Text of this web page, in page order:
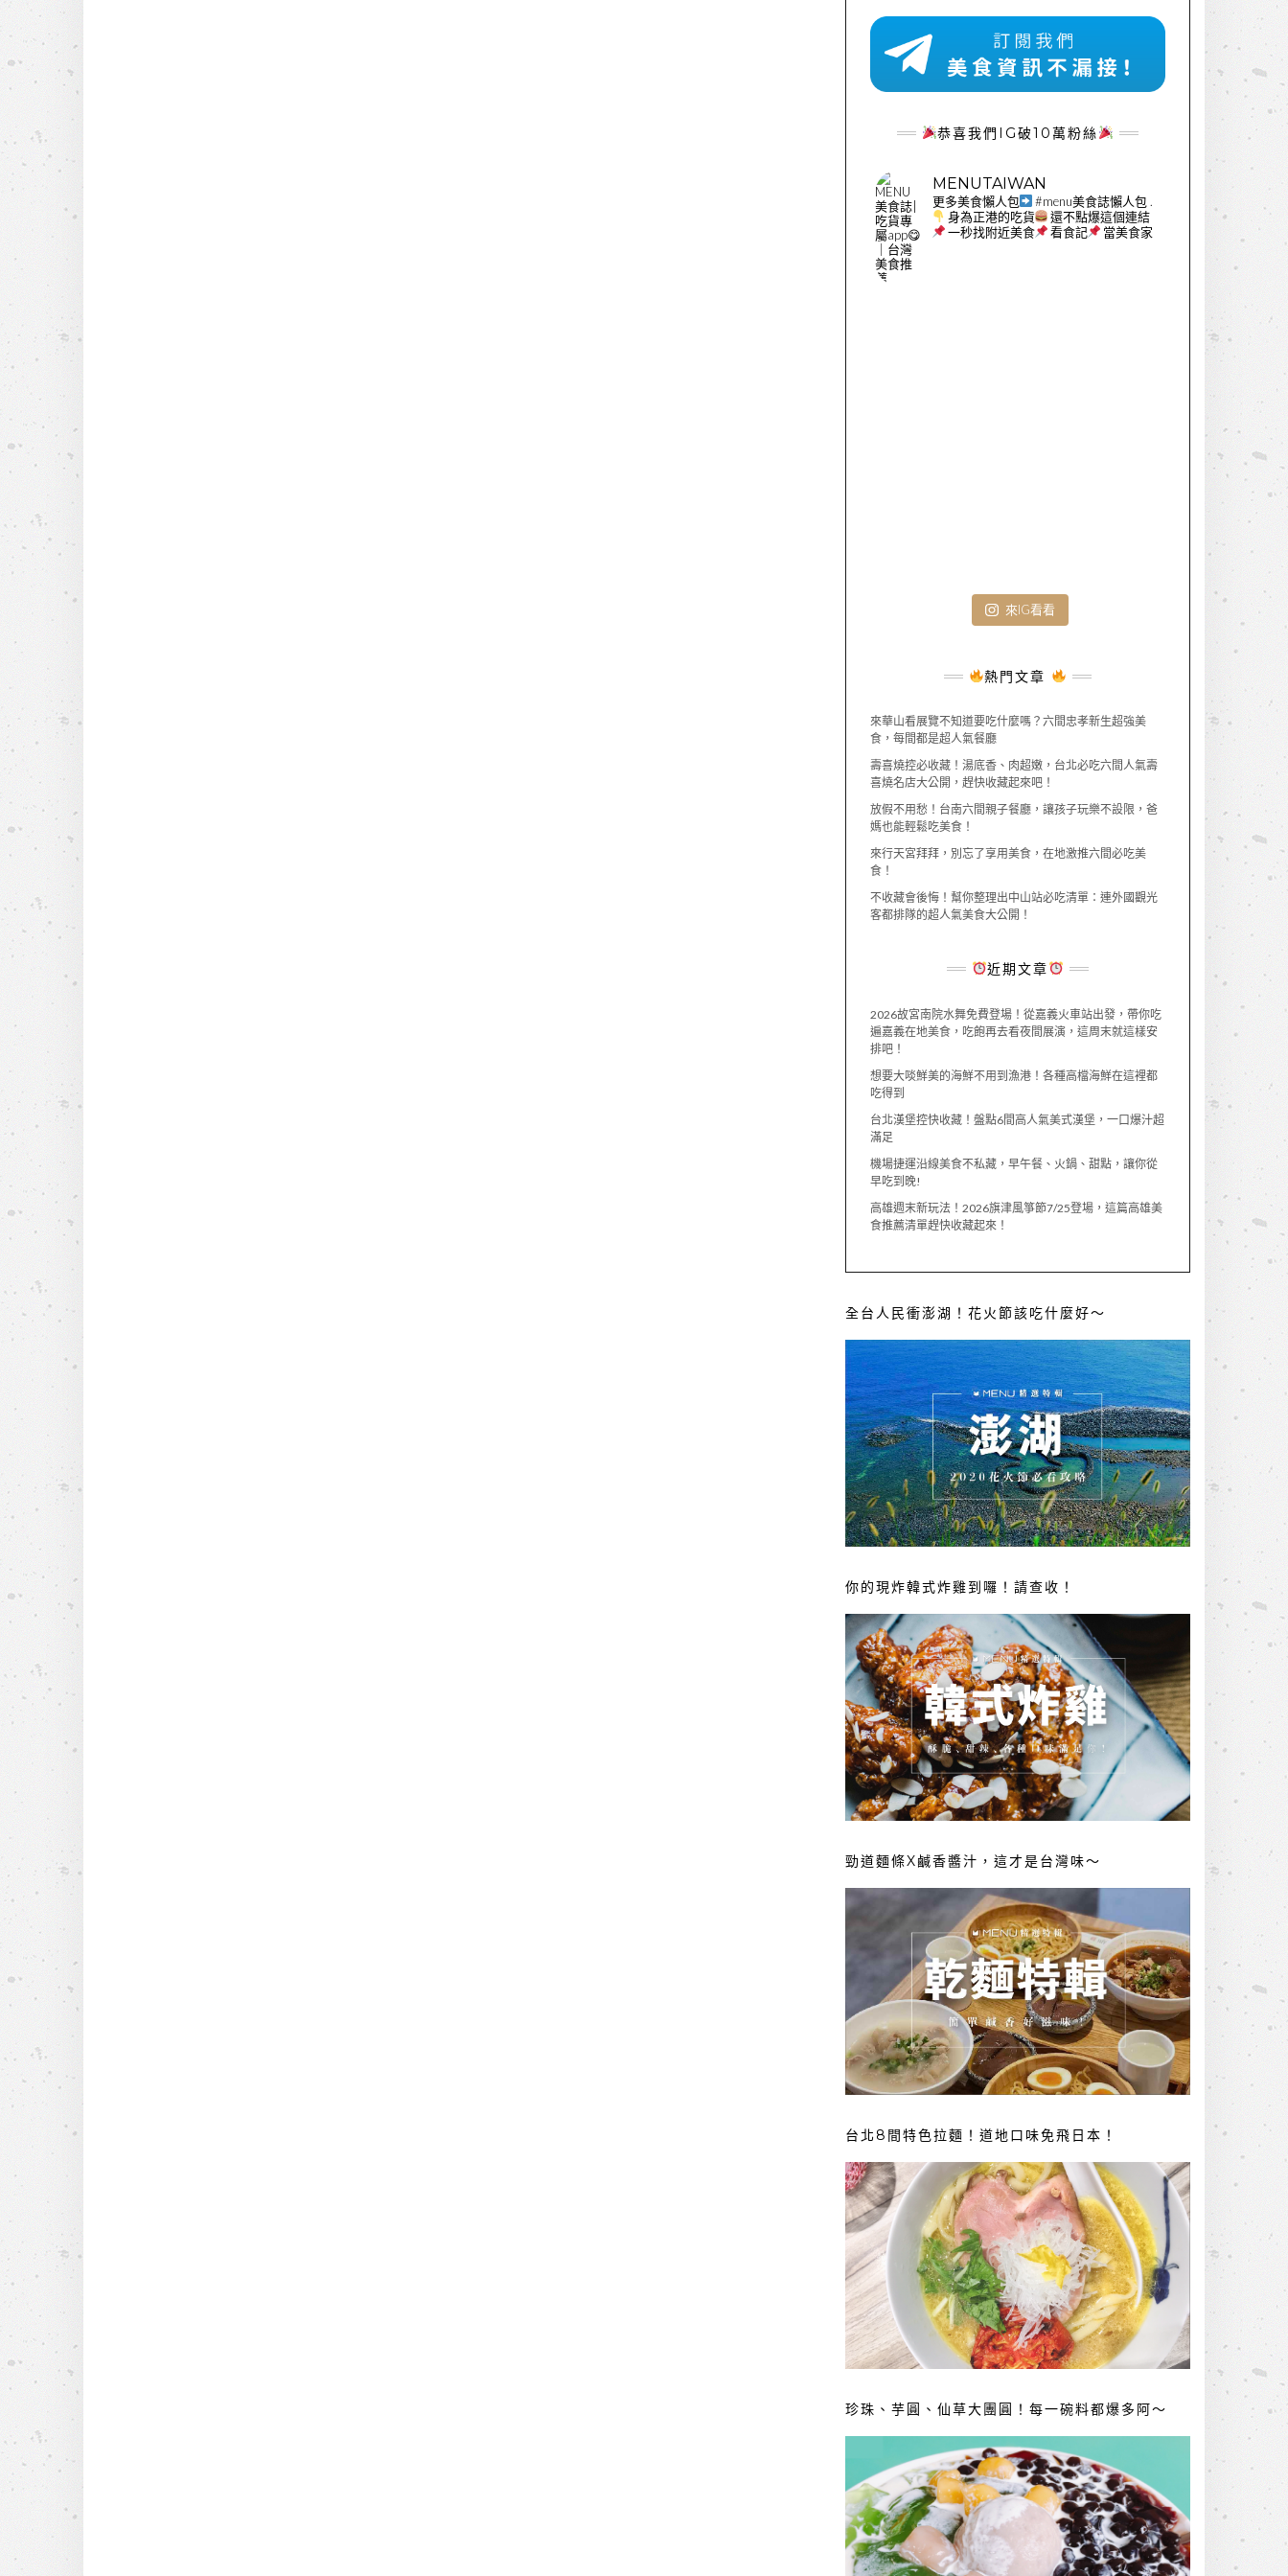
恭喜我們IG破10萬粉絲
MENUTAIWAN
更多美食懶人包 #menu美食誌懶人包 .
身為正港的吃貨
還不點爆這個連結
一秒找附近美食
看食記 當美食家
來IG看看
熱門文章
來華山看展覽不知道要吃什麼嗎？六間忠孝新生超強美
食，每間都是超人氣餐廳
壽喜燒控必收藏！湯底香、肉超嫩，台北必吃六間人氣壽
喜燒名店大公開，趕快收藏起來吧！
放假不用愁！台南六間親子餐廳，讓孩子玩樂不設限，爸
媽也能輕鬆吃美食！
來行天宮拜拜，別忘了享用美食，在地激推六間必吃美
食！
不收藏會後悔！幫你整理出中山站必吃清單：連外國觀光
客都排隊的超人氣美食大公開！
近期文章
2026故宮南院水舞免費登場！從嘉義火車站出發，帶你吃
遍嘉義在地美食，吃飽再去看夜間展演，這周末就這樣安
排吧！
想要大啖鮮美的海鮮不用到漁港！各種高檔海鮮在這裡都
吃得到
台北漢堡控快收藏！盤點6間高人氣美式漢堡，一口爆汁超
滿足
機場捷運沿線美食不私藏，早午餐、火鍋、甜點，讓你從
早吃到晚!
高雄週末新玩法！2026旗津風箏節7/25登場，這篇高雄美
食推薦清單趕快收藏起來！
全台人民衝澎湖！花火節該吃什麼好～
你的現炸韓式炸雞到囉！請查收！
勁道麵條X鹹香醬汁，這才是台灣味～
台北8間特色拉麵！道地口味免飛日本！
珍珠、芋圓、仙草大團圓！每一碗料都爆多阿～